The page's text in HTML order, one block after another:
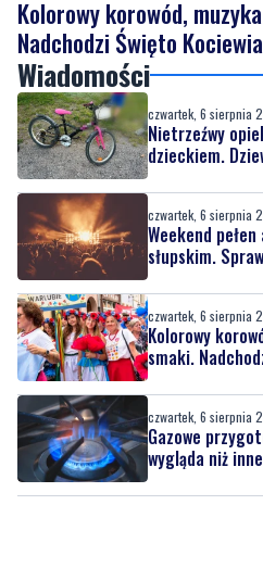
Kolorowy korowód,
Nadchodzi Święto Kociewia
Wiadomości
czwartek, 6 sierpnia
Nietrzeźwy
dzieckiem.
czwartek, 6 sierpnia
Weekend
słupskim.
czwartek, 6 sierpnia
Kolorowy
smaki.
czwartek, 6 sierpnia
Gazowe
wygląda niż